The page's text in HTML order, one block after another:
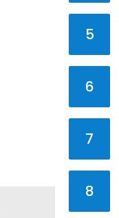
5
6
7
8